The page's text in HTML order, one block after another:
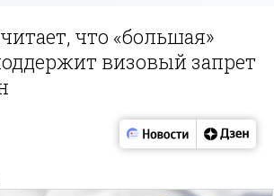
что «большая»
визовый запрет